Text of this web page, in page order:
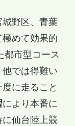
城野区、青葉
めて効果的
都市型コース
他では得難い
に走ること
により本番に
仙台陸上競